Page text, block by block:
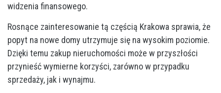
widzenia finansowego.
Rosnące zainteresowanie tą częścią Krakowa sprawia, że
popyt na nowe domy utrzymuje się na wysokim poziomie.
Dzięki temu zakup nieruchomości może w przyszłości
przynieść wymierne korzyści, zarówno w przypadku
sprzedaży, jak i wynajmu.